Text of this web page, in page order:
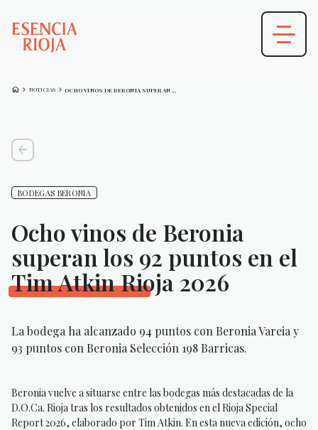
HOME CHEVRON_FORWARD NOTICIAS CHEVRON_FORWARD
arrow_back
BODEGAS BERONIA
Ocho vinos de Beronia
superan los 92 puntos en el
Tim Atkin Rioja 2026
La bodega ha alcanzado 94 puntos con Beronia Vareia y
93 puntos con Beronia Selección 198 Barricas.
Beronia vuelve a situarse entre las bodegas más destacadas de la
D.O.Ca. Rioja tras los resultados obtenidos en el Rioja Special
Report 2026, elaborado por Tim Atkin. En esta nueva edición, ocho